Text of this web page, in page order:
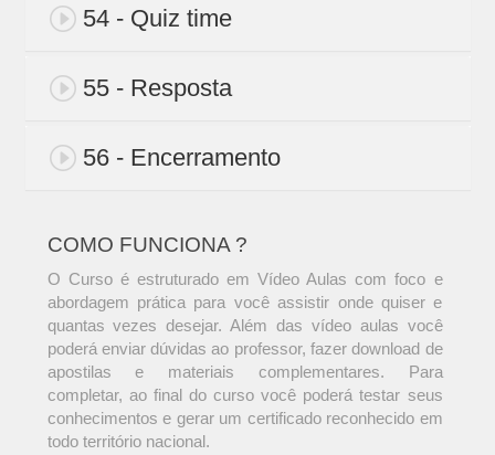
54 - Quiz time
55 - Resposta
56 - Encerramento
COMO FUNCIONA ?
O Curso é estruturado em Vídeo Aulas com foco e
abordagem prática para você assistir onde quiser e
quantas vezes desejar. Além das vídeo aulas você
poderá enviar dúvidas ao professor, fazer download de
apostilas e materiais complementares. Para
completar, ao final do curso você poderá testar seus
conhecimentos e gerar um certificado reconhecido em
todo território nacional.